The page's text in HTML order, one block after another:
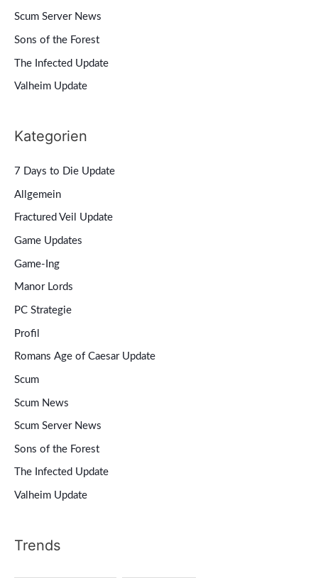
Scum Server News
Sons of the Forest
The Infected Update
Valheim Update
Kategorien
7 Days to Die Update
Allgemein
Fractured Veil Update
Game Updates
Game-Ing
Manor Lords
PC Strategie
Profil
Romans Age of Caesar Update
Scum
Scum News
Scum Server News
Sons of the Forest
The Infected Update
Valheim Update
Trends